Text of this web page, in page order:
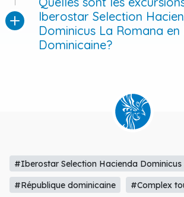
Iberostar Selection
Dominicus La Romana en
Dominicaine?
#Iberostar Selection Hacienda Dominicus
#République dominicaine
#Complex